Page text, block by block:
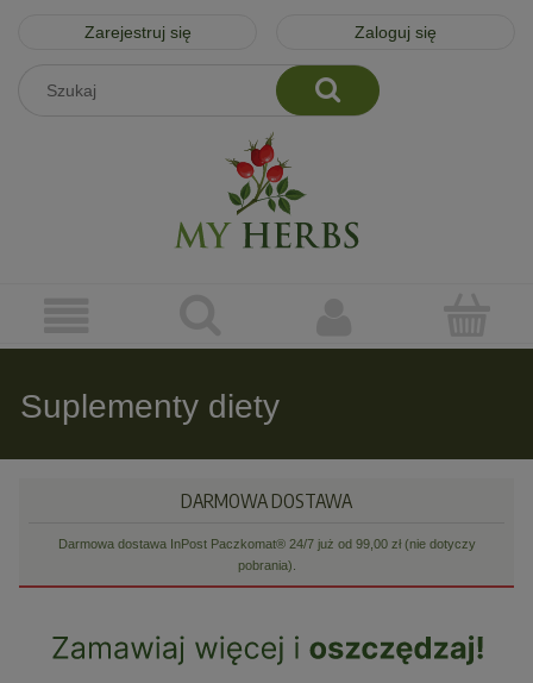
Zarejestruj się Zaloguj się
Suplementy diety
DARMOWA DOSTAWA
Darmowa dostawa InPost Paczkomat® 24/7 już od 99,00 zł (nie dotyczy
pobrania).